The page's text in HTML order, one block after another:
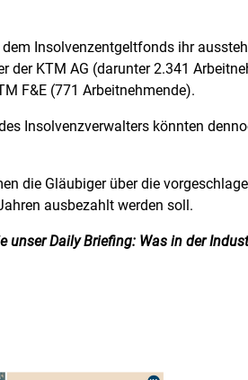
Insolvenzentgeltfonds ihr
der KTM AG (darunter 2.341
F&E (771 Arbeitnehmende).
Insolvenzverwalters könnten
die Gläubiger über die
ausbezahlt werden soll.
unser Daily Briefing: Was in der